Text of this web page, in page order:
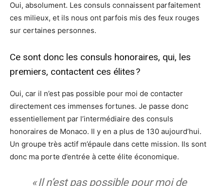
Oui, absolument. Les consuls connaissent parfaitement
ces milieux, et ils nous ont parfois mis des feux rouges
sur certaines personnes.
Ce sont donc les consuls honoraires, qui, les
premiers, contactent ces élites ?
Oui, car il n’est pas possible pour moi de contacter
directement ces immenses fortunes. Je passe donc
essentiellement par l’intermédiaire des consuls
honoraires de Monaco. Il y en a plus de 130 aujourd’hui.
Un groupe très actif m’épaule dans cette mission. Ils sont
donc ma porte d’entrée à cette élite économique.
« Il n’est pas possible pour moi de